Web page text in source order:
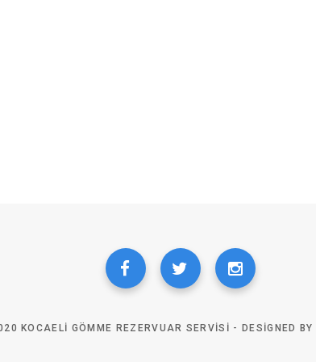
KOCAELI GÖMME REZERVUAR SERVISI - DESIGNED BY